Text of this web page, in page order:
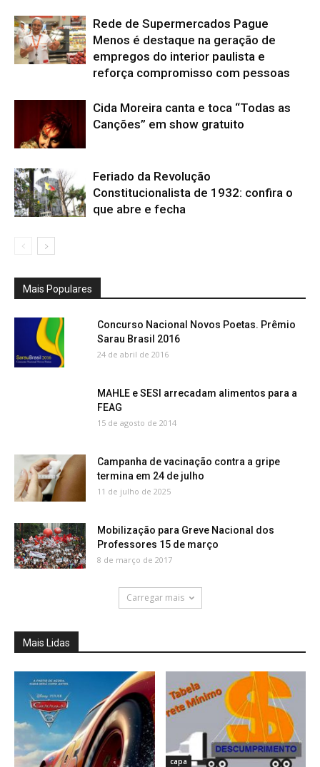
Rede de Supermercados Pague
Menos é destaque na geração de
empregos do interior paulista e
reforça compromisso com pessoas
Cida Moreira canta e toca “Todas as
Canções” em show gratuito
Feriado da Revolução
Constitucionalista de 1932: confira o
que abre e fecha
Mais Populares
Concurso Nacional Novos Poetas. Prêmio
Sarau Brasil 2016
24 de abril de 2016
MAHLE e SESI arrecadam alimentos para a
FEAG
15 de agosto de 2014
Campanha de vacinação contra a gripe
termina em 24 de julho
11 de julho de 2025
Mobilização para Greve Nacional dos
Professores 15 de março
8 de março de 2017
Carregar mais
Mais Lidas
capa